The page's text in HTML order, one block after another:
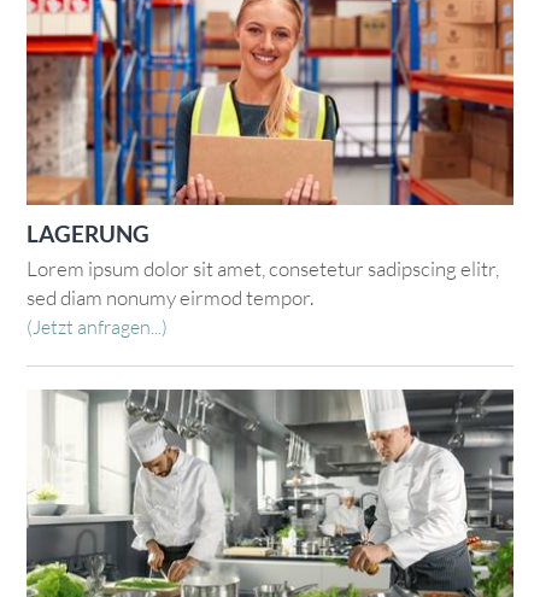
LAGERUNG
Lorem ipsum dolor sit amet, consetetur sadipscing elitr,
sed diam nonumy eirmod tempor.
(Jetzt anfragen...)